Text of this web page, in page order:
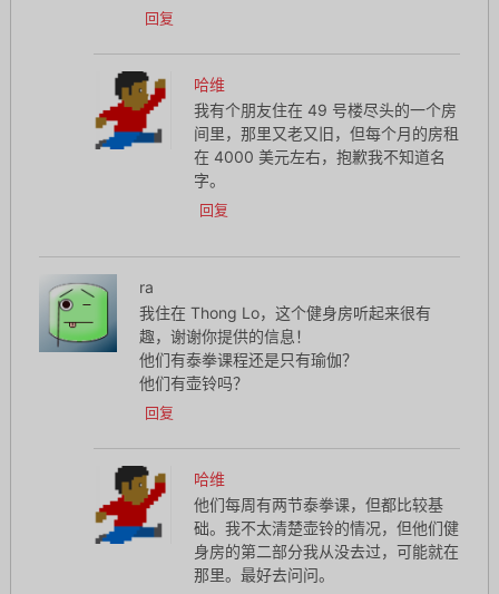
回复
哈维
我有个朋友住在 49 号楼尽头的一个房
间里，那里又老又旧，但每个月的房租
在 4000 美元左右，抱歉我不知道名
字。
回复
ra
我住在 Thong Lo，这个健身房听起来很有
趣，谢谢你提供的信息！
他们有泰拳课程还是只有瑜伽？
他们有壶铃吗？
回复
哈维
他们每周有两节泰拳课，但都比较基
础。我不太清楚壶铃的情况，但他们健
身房的第二部分我从没去过，可能就在
那里。最好去问问。